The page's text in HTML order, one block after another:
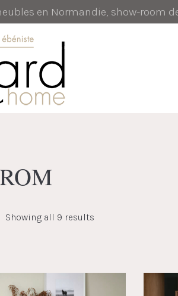
en Normandie, show-room
ROM
Showing all 9 results